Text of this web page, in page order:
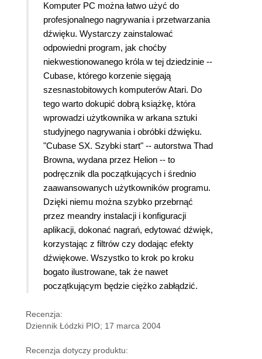
Komputer PC można łatwo użyć do
profesjonalnego nagrywania i przetwarzania
dźwięku. Wystarczy zainstalować
odpowiedni program, jak choćby
niekwestionowanego króla w tej dziedzinie --
Cubase, którego korzenie sięgają
szesnastobitowych komputerów Atari. Do
tego warto dokupić dobrą książkę, która
wprowadzi użytkownika w arkana sztuki
studyjnego nagrywania i obróbki dźwięku.
"Cubase SX. Szybki start" -- autorstwa Thad
Browna, wydana przez Helion -- to
podręcznik dla początkujących i średnio
zaawansowanych użytkowników programu.
Dzięki niemu można szybko przebrnąć
przez meandry instalacji i konfiguracji
aplikacji, dokonać nagrań, edytować dźwięk,
korzystając z filtrów czy dodając efekty
dźwiękowe. Wszystko to krok po kroku
bogato ilustrowane, tak że nawet
początkującym będzie ciężko zabłądzić.
Recenzja:
Dziennik Łódzki PIO; 17 marca 2004
Recenzja dotyczy produktu: